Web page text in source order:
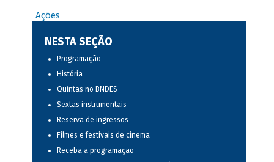
Ações
NESTA SEÇÃO
Programação
História
Quintas no BNDES
Sextas instrumentais
Reserva de ingressos
Filmes e festivais de cinema
Receba a programação